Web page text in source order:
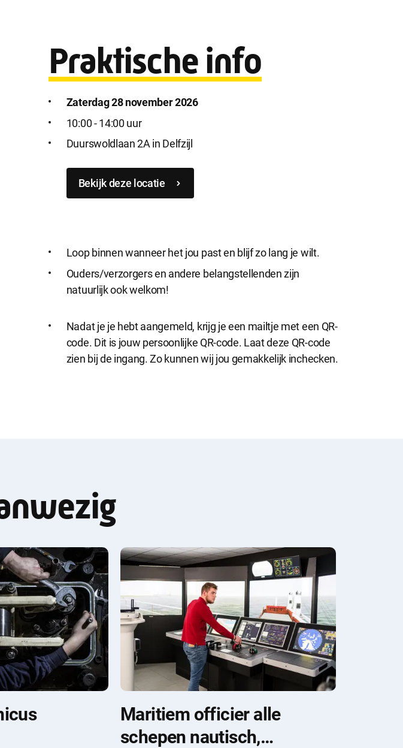
Praktische info
Zaterdag 28 november 2026
10:00 - 14:00 uur
Duurswoldlaan 2A in Delfzijl
Bekijk deze locatie
Loop binnen wanneer het jou past en blijf zo lang je wilt.
Ouders/verzorgers en andere belangstellenden zijn
natuurlijk ook welkom!
Nadat je je hebt aangemeld, krijg je een mailtje met een QR-
code. Dit is jouw persoonlijke QR-code. Laat deze QR-code
zien bij de ingang. Zo kunnen wij jou gemakkelijk inchecken.
Maritiem officier alle
schepen nautisch,